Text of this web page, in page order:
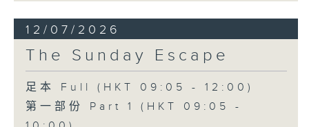
12/07/2026
The Sunday Escape
足本 Full (HKT 09:05 - 12:00)
第一部份 Part 1 (HKT 09:05 -